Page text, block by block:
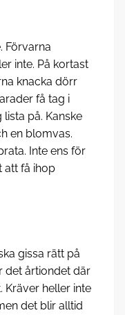
Förvarna
inte. På kortast
knacka dörr
få tag i
på. Kanske
en blomvas.
Inte ens för
att få ihop
gissa rätt på
det årtiondet där
Kräver heller inte
det blir alltid